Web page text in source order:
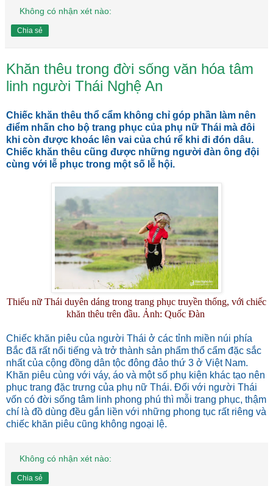
Không có nhận xét nào:
Chia sẻ
Khăn thêu trong đời sống văn hóa tâm
linh người Thái Nghệ An
Chiếc khăn thêu thổ cẩm không chỉ góp phần làm nên
điểm nhấn cho bộ trang phục của phụ nữ Thái mà đôi
khi còn được khoác lên vai của chú rể khi đi đón dâu.
Chiếc khăn thêu cũng được những người đàn ông đội
cùng với lễ phục trong một số lễ hội.
Thiếu nữ Thái duyên dáng trong trang phục truyền thống, với chiếc
khăn thêu trên đầu. Ảnh: Quốc Đàn
Chiếc khăn piêu của người Thái ở các tỉnh miền núi phía
Bắc đã rất nổi tiếng và trở thành sản phẩm thổ cẩm đặc sắc
nhất của cộng đồng dân tộc đông đảo thứ 3 ở Việt Nam.
Khăn piêu cùng với váy, áo và một số phụ kiện khác tạo nên
phục trang đặc trưng của phụ nữ Thái. Đối với người Thái
vốn có đời sống tâm linh phong phú thì mỗi trang phục, thậm
chí là đồ dùng đều gắn liền với những phong tục rất riêng và
chiếc khăn piêu cũng không ngoại lệ.
Không có nhận xét nào:
Chia sẻ